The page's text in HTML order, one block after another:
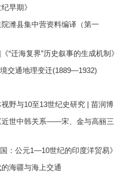
早期》
潍县集中营资料编译（第一
“迁海复界”历史叙事的生成机制》
交通地理变迁(1889—1932)
视野与10至13世纪史研究 | 苗润博
近世中韩关系——宋、金与高丽三
：公元1—10世纪的印度洋贸易》
海疆与海上交通